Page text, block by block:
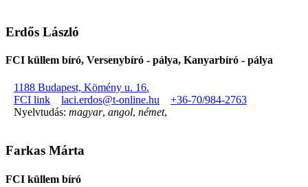
Erdős László
FCI küllem bíró, Versenybíró - pálya, Kanyarbíró - pálya
1188 Budapest, Kömény u. 16.
FCI link
laci.erdos@t-online.hu
+36-70/984-2763
Nyelvtudás: magyar, angol, német,
Farkas Márta
FCI küllem bíró